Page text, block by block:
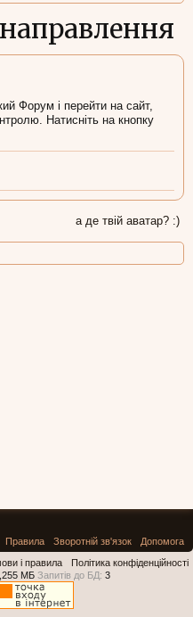
Форум і перейти на сайт,
Натисніть на кнопку
а де твій аватар? :)
Правила Зворотній зв'язок
Допомога
і правила
Політика конфіденційності
МБ Запитів до БД: 3